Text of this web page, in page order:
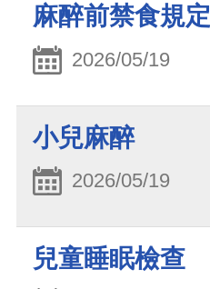
麻醉前禁食規定
2026/05/19
小兒麻醉
2026/05/19
兒童睡眠檢查